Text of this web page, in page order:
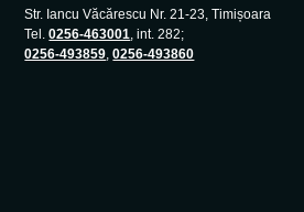
Str. Iancu Văcărescu Nr. 21-23, Timișoara
Tel.0256-463001, int. 282;
0256-493859,0256-493860